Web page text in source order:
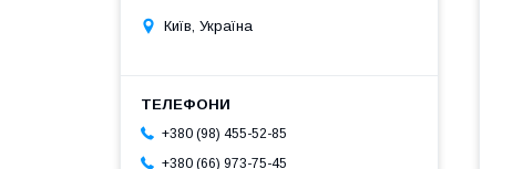
Київ, Україна
+380 (98) 455-52-85
+380 (66) 973-75-45